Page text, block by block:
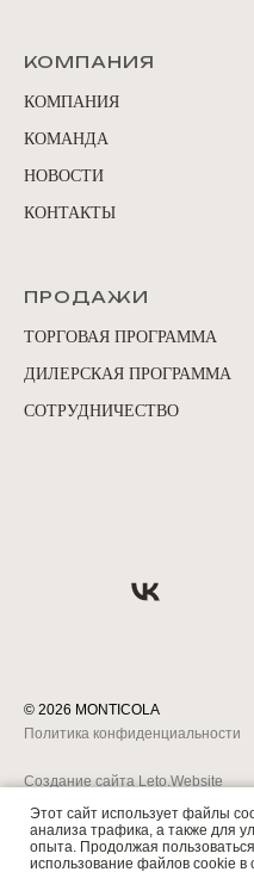
КОМПАНИЯ
КОМПАНИЯ
КОМАНДА
НОВОСТИ
КОНТАКТЫ
ПРОДАЖИ
ТОРГОВАЯ ПРОГРАММА
ДИЛЕРСКАЯ ПРОГРАММА
СОТРУДНИЧЕСТВО
© 2026 MONTICOLA
Создание сайта Leto.Website
Политика конфиденциальности
Этот сайт использует файлы
анализа трафика, а также для
опыта. Продолжая
использование файлов cookie в